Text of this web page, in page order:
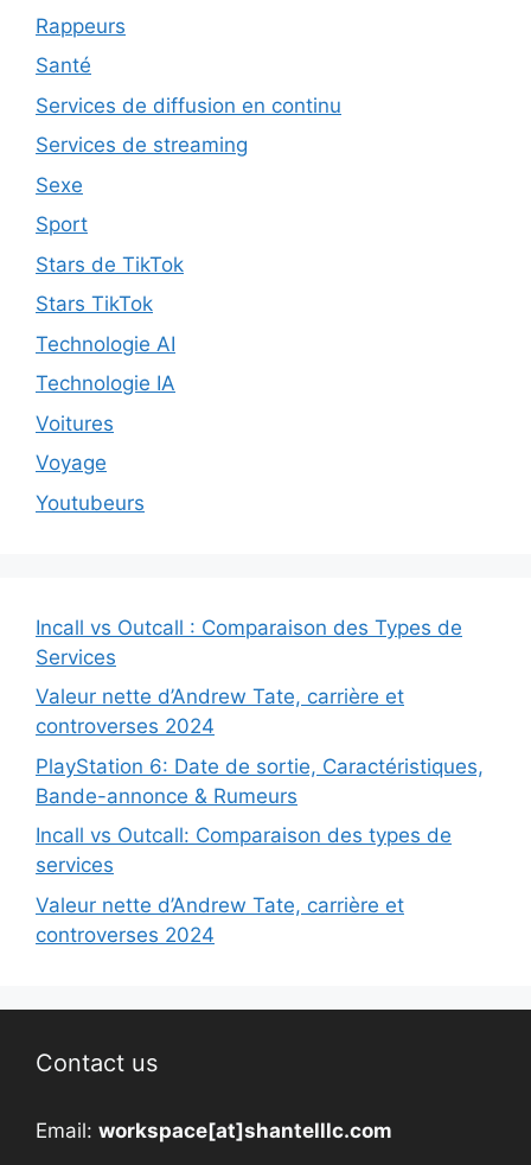
Rappeurs
Santé
Services de diffusion en continu
Services de streaming
Sexe
Sport
Stars de TikTok
Stars TikTok
Technologie AI
Technologie IA
Voitures
Voyage
Youtubeurs
Incall vs Outcall : Comparaison des Types de
Services
Valeur nette d’Andrew Tate, carrière et
controverses 2024
PlayStation 6: Date de sortie, Caractéristiques,
Bande-annonce & Rumeurs
Incall vs Outcall: Comparaison des types de
services
Valeur nette d’Andrew Tate, carrière et
controverses 2024
Contact us
Email: workspace[at]shantelllc.com